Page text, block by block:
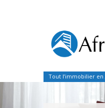
Tout l’immobilier en